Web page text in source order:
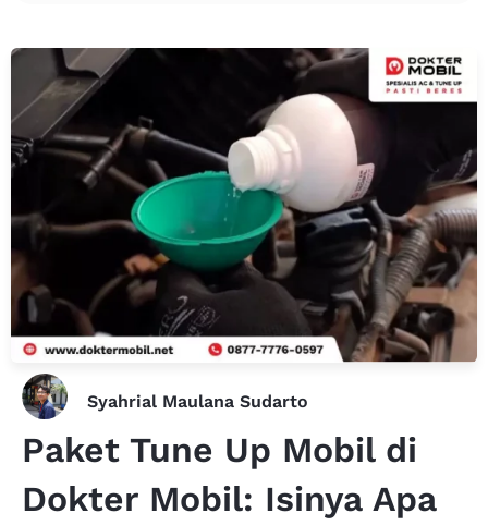
Syahrial Maulana Sudarto
Paket Tune Up Mobil di
Dokter Mobil: Isinya Apa